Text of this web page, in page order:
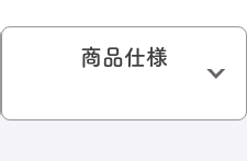
商品仕様